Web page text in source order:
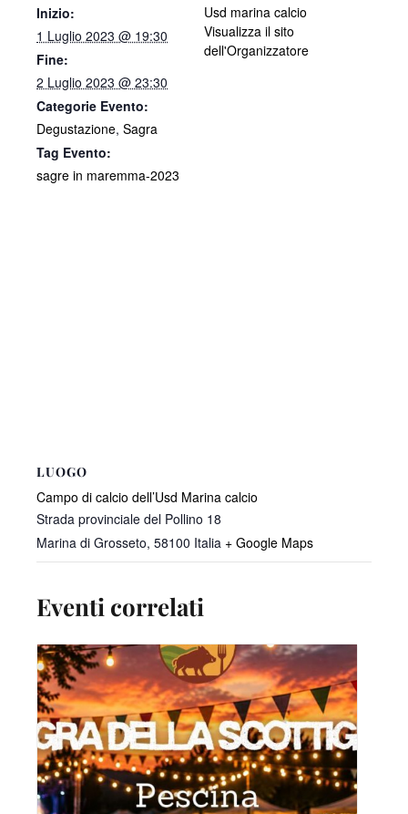
Inizio:
1 Luglio 2023 @ 19:30
Fine:
2 Luglio 2023 @ 23:30
Categorie Evento:
Degustazione, Sagra
Tag Evento:
sagre in maremma-2023
Usd marina calcio
Visualizza il sito
dell'Organizzatore
LUOGO
Campo di calcio dell’Usd Marina calcio
Strada provinciale del Pollino 18
Marina di Grosseto, 58100 Italia + Google Maps
Eventi correlati